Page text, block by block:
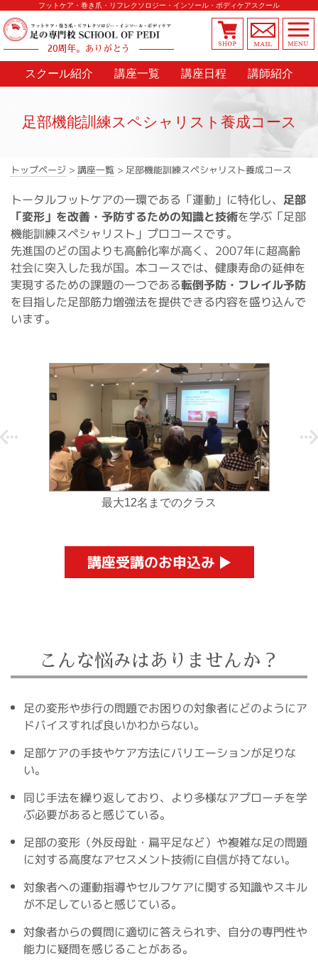
フットケア・巻き爪・リフレクソロジー・インソール・ボディケアスクール
20周年。ありがとう
スクール紹介 講座一覧 講座日程 講師紹介
足部機能訓練スペシャリスト 養成コース
トップページ>講座一覧> 足部機能訓練スペシャリスト養成コース
トータルフットケアの一環である「運動」に特化し、 足部
「変形」を改善・予防するための知識と技術を学ぶ「足部
機能訓練スペシャリスト」プロコースです。
先進国のどの国よりも高齢化率が高く、2007年に超高齢
社会に突入した我が国。本コースでは、健康寿命の延伸を
実現するための課題の一つである転倒予防・フレイル予防
を目指した足部筋力増強法を提供できる内容を盛り込んで
います。
最大12名までのクラス
講座受講のお申込み
こんな悩みはありませんか？
足の変形や歩行の問題でお困りの対象者にどのようにア
ドバイスすれば良いかわからない。
足部ケアの手技やケア方法にバリエーションが足りな
い。
同じ手法を繰り返しており、より多様なアプローチを学
ぶ必要があると感じている。
足部の変形（外反母趾・扁平足など）や複雑な足の問題
に対する高度なアセスメント技術に自信が持てない。
対象者への運動指導やセルフケアに関する知識やスキル
が不足していると感じている。
対象者からの質問に適切に答えられず、自分の専門性や
能力に疑問を感じることがある。